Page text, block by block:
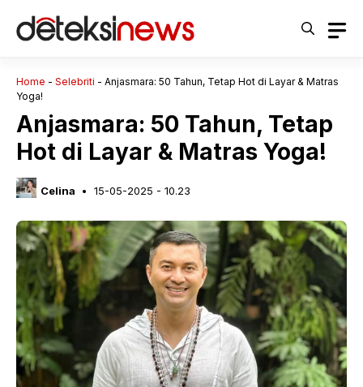
Home - Selebriti - Anjasmara: 50 Tahun, Tetap Hot di Layar & Matras
Yoga!
Anjasmara: 50 Tahun, Tetap
Hot di Layar & Matras Yoga!
Celina 15-05-2025 - 10.23